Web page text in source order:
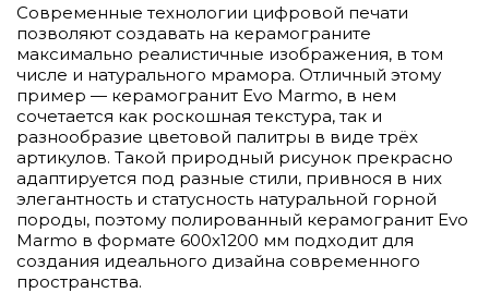
Современные технологии цифровой печати
позволяют создавать на керамограните
максимально реалистичные изображения, в том
числе и натурального мрамора. Отличный этому
пример — керамогранит Evo Marmo, в нем
сочетается как роскошная текстура, так и
разнообразие цветовой палитры в виде трёх
артикулов. Такой природный рисунок прекрасно
адаптируется под разные стили, привнося в них
элегантность и статусность натуральной горной
породы, поэтому полированный керамогранит Evo
Marmo в формате 600х1200 мм подходит для
создания идеального дизайна современного
пространства.